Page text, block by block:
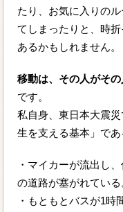
たり、お気に入りの
てしまったりと、時
あるかもしれません。
移動は、その人がそ
です。
私自身、東日本大震
生を支える基本」であ
・マイカーが流出し
の道路が塞がれている
・もともとバスが1時